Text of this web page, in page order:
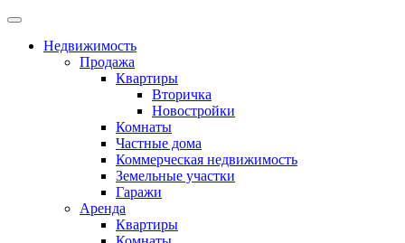
Недвижимость
Продажа
Квартиры
Вторичка
Новостройки
Комнаты
Частные дома
Коммерческая недвижимость
Земельные участки
Гаражи
Аренда
Квартиры